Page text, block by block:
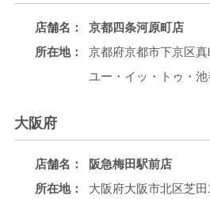
店舗名：
京都四条河原町店
所在地：
京都府京都市下京区真
ユー・イッ・トゥ・
大阪府
店舗名：
阪急梅田駅前店
所在地：
大阪府大阪市北区芝田